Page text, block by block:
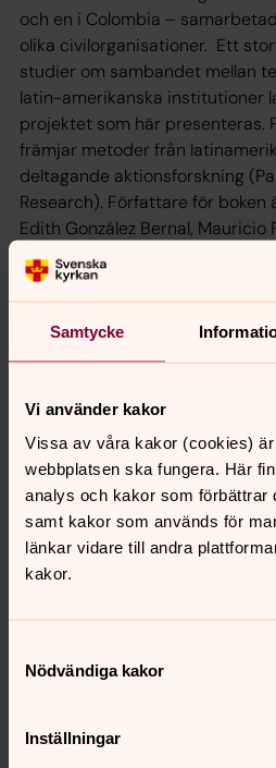
Samtycke
Vi använder kakor
Vissa av våra kakor (cookies)
webbplatsen ska fungera. Här
analys och kakor som förbättrar
samt kakor som används för
länkar vidare till andra
kakor.
Nödvändiga kakor
Inställningar
och en i Colombia –
olika civilorganisationer. Ett
studier om sambandet mellan
latin-amerikanska institutioner
projektet som här presenteras.
främjar metoder från
deltagande aktionsforskning
Research). Författare för boken
Edith González Bernal, Mauricio
Så skriver Marcia Blasi från
Världsförbundet om boken:
behandlas utmanande teman
hälsa och rättigheter,
med omsorg och finkänsla …
gemensamt delande och
läsaren att metod spelar en roll
andlighet och socialt befriande
häreller på bokens flyerhär.